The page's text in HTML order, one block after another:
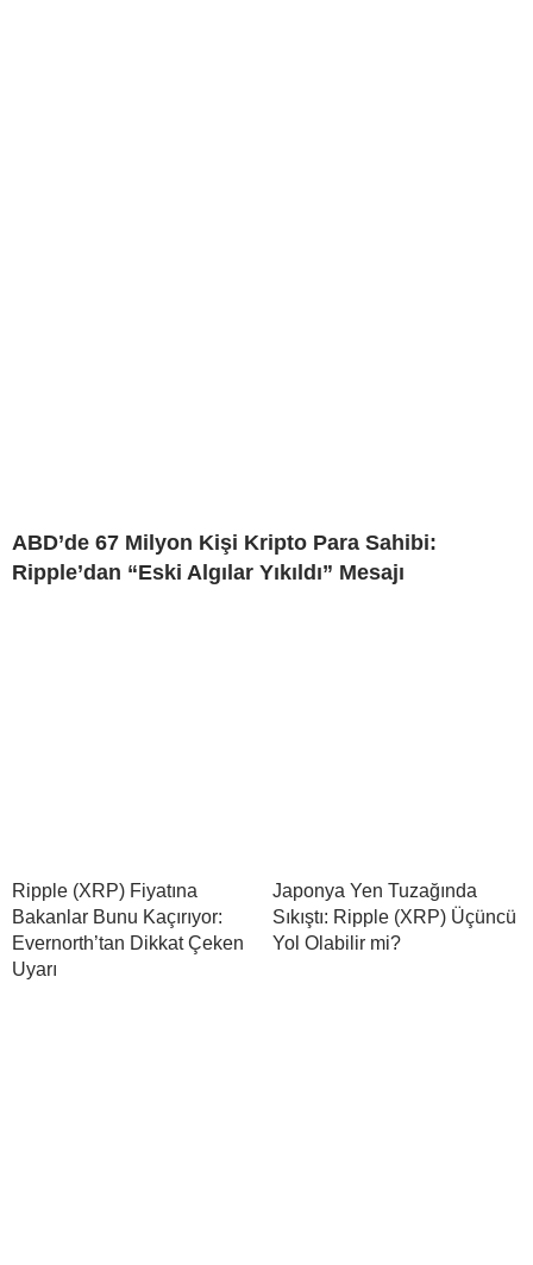
ABD’de 67 Milyon Kişi Kripto Para Sahibi:
Ripple’dan “Eski Algılar Yıkıldı” Mesajı
Ripple (XRP) Fiyatına
Bakanlar Bunu Kaçırıyor:
Evernorth’tan Dikkat Çeken
Uyarı
Japonya Yen Tuzağında
Sıkıştı: Ripple (XRP) Üçüncü
Yol Olabilir mi?